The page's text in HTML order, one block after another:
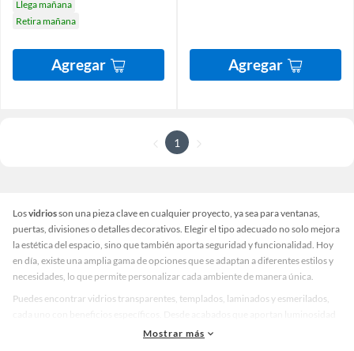
Llega mañana
Retira mañana
Agregar Agregar
1
Losvidriosson una pieza clave en cualquier proyecto, ya sea para ventanas,
puertas, divisiones o detalles decorativos. Elegir el tipo adecuado no solo mejora
la estética del espacio, sino que también aporta seguridad y funcionalidad. Hoy
en día, existe una amplia gama de opciones que se adaptan a diferentes estilos y
necesidades, lo que permite personalizar cada ambiente de manera única.
Puedes encontrar vidrios transparentes, templados, laminados y esmerilados,
y amplitud, hasta opciones que brindan privacidad y resistencia. Además, hay
Mostrar más